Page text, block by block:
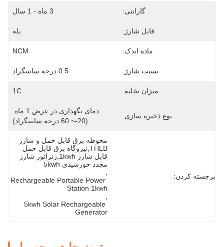
گارانتی: 3 ماه - 1 سال
قابل شارژ: بله
ماده اندک: NCM
نسبت شارژ: 0.5 درجه سانتیگراد
میزان تخلیه: 1C
نوع ذخیره سازی:
(20-~ 60 درجه سانتیگراد)
برجسته کردن:
مجدد خورشیدی 5kwh
Rechargeable Portable Power
Station 1kwh
5kwh Solar Rechargeable
Generator